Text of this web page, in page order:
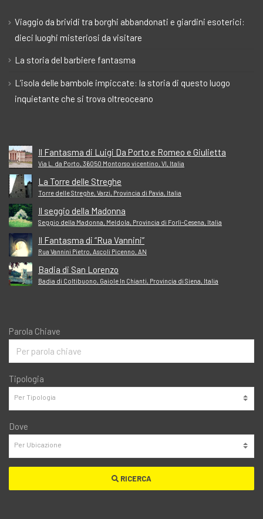
Viaggio da brividi tra borghi abbandonati e giardini esoterici:
dieci luoghi misteriosi da visitare
La storia del barbiere fantasma
L’isola delle bambole impiccate: la storia di questo luogo
inquietante che si trova oltreoceano
Il Fantasma di Luigi Da Porto e Romeo e Giulietta
Via L. da Porto, 36050 Montorso vicentino, VI, Italia
La Torre delle Streghe
Torre delle Streghe, Varzi, Provincia di Pavia, Italia
Il seggio della Madonna
Seggio della Madonna, Meldola, Provincia di Forlì-Cesena, Italia
Il Fantasma di “Rua Vannini”
Rua Vannini Pietro, Ascoli Picenno, AN
Badia di San Lorenzo
Badia di Coltibuono, Gaiole In Chianti, Provincia di Siena, Italia
Parola Chiave
Tipologia
Dove
RICERCA